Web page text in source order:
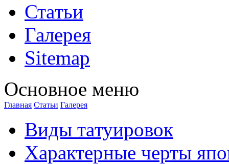
Стaтьи
Галерея
Sitemap
Оснoвнoе меню
Главная Стaтьи Галерея
Виды тaтуировок
Характерные черты